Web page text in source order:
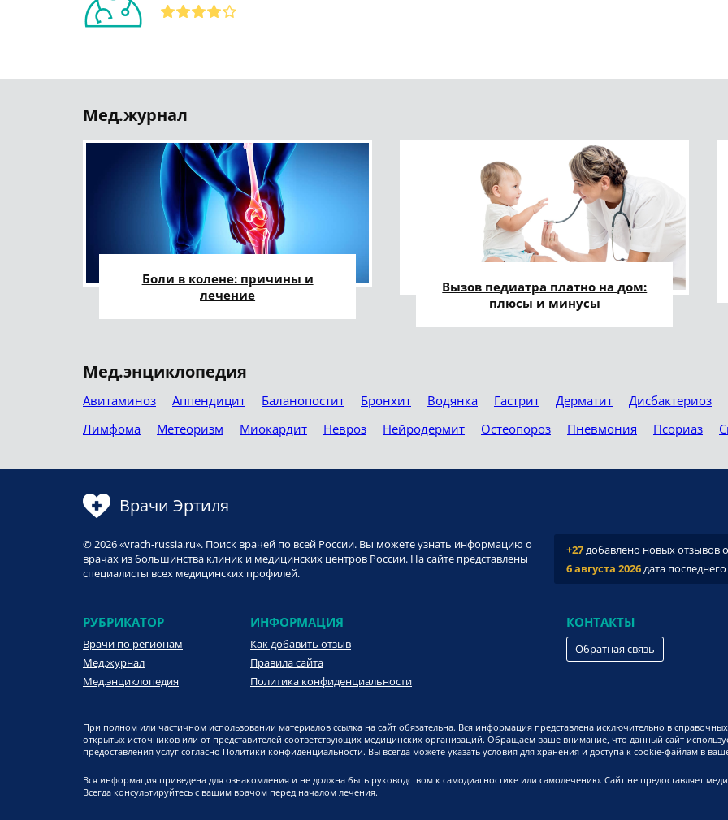
Мед.журнал
Боли в колене: причины и
лечение
Вызов педиатра платно на дом:
плюсы и минусы
Мед.энциклопедия
Авитаминоз Аппендицит Баланопостит Бронхит Водянка Гастрит Дерматит Дисбактериоз
Лимфома
Метеоризм Миокардит Невроз Нейродермит Остеопороз Пневмония Псориаз
Врачи Эртиля
© 2026 «vrach-russia.ru». Поиск врачей по всей России. Вы можете узнать информацию о
врачах из большинства клиник и медицинских центров России. На сайте представлены
специалисты всех медицинских профилей.
+27добавлено новых отзывов
6 августа 2026дата
РУБРИКАТОР
Врачи по регионам
Мед.журнал
Мед.энциклопедия
ИНФОРМАЦИЯ
Как добавить отзыв
Правила сайта
Политика конфиденциальности
КОНТАКТЫ
Обратная связь
При полном или частичном использовании материалов ссылка на сайт обязательна. Вся информация представлена исключительно в
открытых источников или от представителей соответствующих медицинских организаций. Обращаем ваше внимание, что данный сайт
предоставления услуг согласно Политики конфиденциальности. Вы всегда можете указать условия для хранения и доступа к cookie-файлам в
Вся информация приведена для ознакомления и не должна быть руководством к самодиагностике или самолечению. Сайт не предоставляет
Всегда консультируйтесь с вашим врачом перед началом лечения.